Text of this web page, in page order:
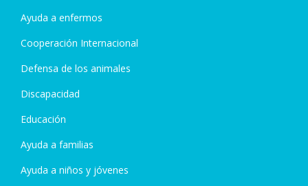
Ayuda a enfermos
Cooperación Internacional
Defensa de los animales
Discapacidad
Educación
Ayuda a familias
Ayuda a niños y jóvenes